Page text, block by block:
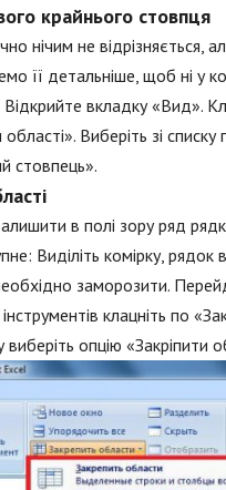
крайнього стовпця
нічим не відрізняється,
її детальніше, щоб ні у
вкладку «Вид».
Виберіть зі списку
стовпець».
в полі зору ряд
Виділіть комірку, рядок
заморозити.
клацніть по
виберіть опцію «Закріпити